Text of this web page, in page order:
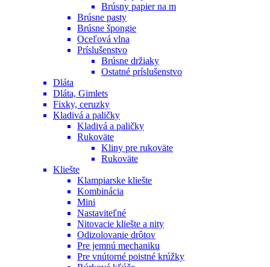
Brúsny papier na m
Brúsne pasty
Brúsne špongie
Oceľová vlna
Príslušenstvo
Brúsne držiaky
Ostatné príslušenstvo
Dláta
Dláta, Gimlets
Fixky, ceruzky
Kladivá a paličky
Kladivá a paličky
Rukoväte
Kliny pre rukoväte
Rukoväte
Kliešte
Klampiarske kliešte
Kombinácia
Mini
Nastaviteľné
Nitovacie kliešte a nity
Odizolovanie drôtov
Pre jemnú mechaniku
Pre vnútorné poistné krúžky